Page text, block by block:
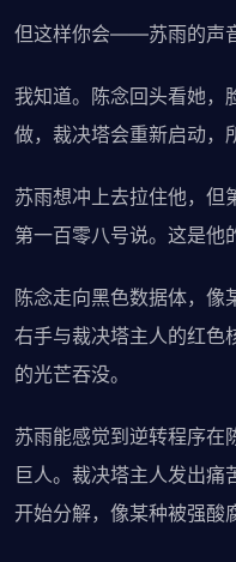
但这样你会——苏雨的声
我知道。陈念回头看她，
做，裁决塔会重新启动，
苏雨想冲上去拉住他，但
第一百零八号说。这是他
陈念走向黑色数据体，像
右手与裁决塔主人的红色
的光芒吞没。
苏雨能感觉到逆转程序在
巨人。裁决塔主人发出
开始分解，像某种被强酸